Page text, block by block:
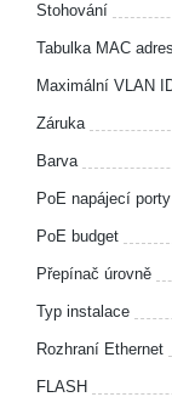
Stohování
Tabulka MAC adres
Maximální VLAN
Záruka
Barva
PoE napájecí porty
PoE budget
Přepínač úrovně
Typ instalace
Rozhraní Ethernet
FLASH